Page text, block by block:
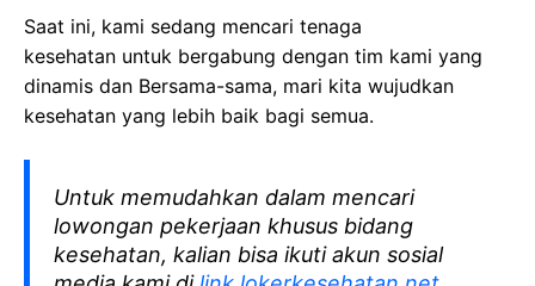
Saat ini, kami sedang mencari tenaga
kesehatan untuk bergabung dengan tim kami yang
dinamis dan Bersama-sama, mari kita wujudkan
kesehatan yang lebih baik bagi semua.
Untuk memudahkan dalam mencari
lowongan pekerjaan khusus bidang
kesehatan, kalian bisa ikuti akun sosial